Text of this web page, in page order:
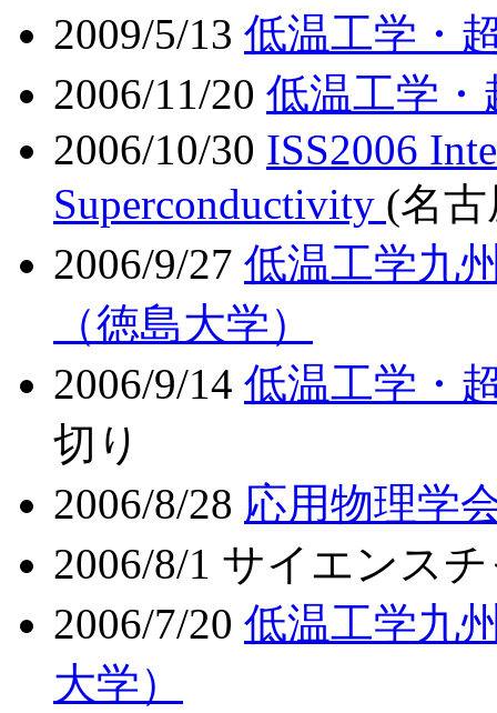
2009/5/13 低温工学・
2006/11/20 低温工学・
2006/10/30 ISS2006
Superconductivity (名
2006/9/27 低温工学九
（徳島大学）
2006/9/14 低温工学・
切り
2006/8/28 応用物理学
2006/8/1 サイエンス
2006/7/20 低温工学九
大学）